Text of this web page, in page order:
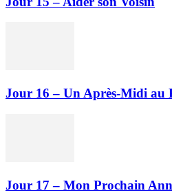
Jour 16 – Un Après-Midi au
Jour 17 – Mon Prochain